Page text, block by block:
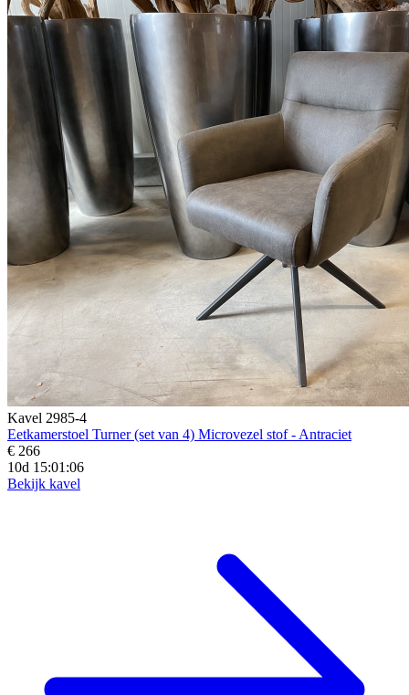
Kavel 2985-4
Eetkamerstoel Turner (set van 4) Microvezel stof - Antraciet
€ 266
10d 15:01:04
Bekijk kavel